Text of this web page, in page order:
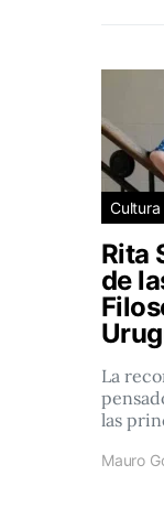
Cultura
Rita
de
La
las
Mauro